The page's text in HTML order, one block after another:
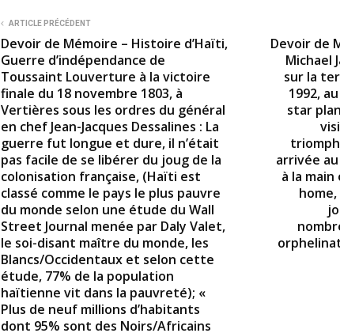
ARTICLE PRÉCÉDENT
Devoir de Mémoire – Histoire d’Haïti,
Guerre d’indépendance de
Toussaint Louverture à la victoire
finale du 18 novembre 1803, à
Vertières sous les ordres du général
en chef Jean-Jacques Dessalines : La
guerre fut longue et dure, il n’était
pas facile de se libérer du joug de la
colonisation française, (Haïti est
classé comme le pays le plus pauvre
du monde selon une étude du Wall
Street Journal menée par Daly Valet,
le soi-disant maître du monde, les
Blancs/Occidentaux et selon cette
étude, 77% de la population
haïtienne vit dans la pauvreté); «
Plus de neuf millions d’habitants
dont 95% sont des Noirs/Africains
Devoir de
Michael
sur la
1992,
star
arrivée
à la